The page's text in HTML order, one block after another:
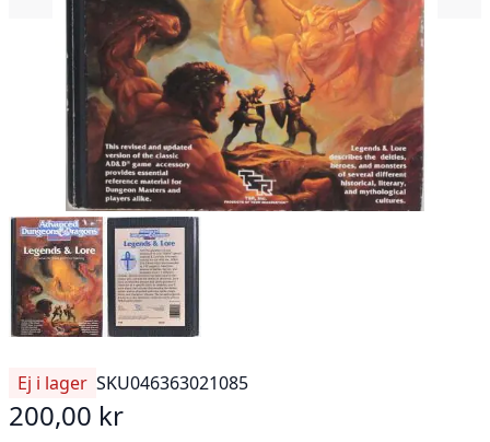
Ej i lager SKU046363021085
200,00 kr